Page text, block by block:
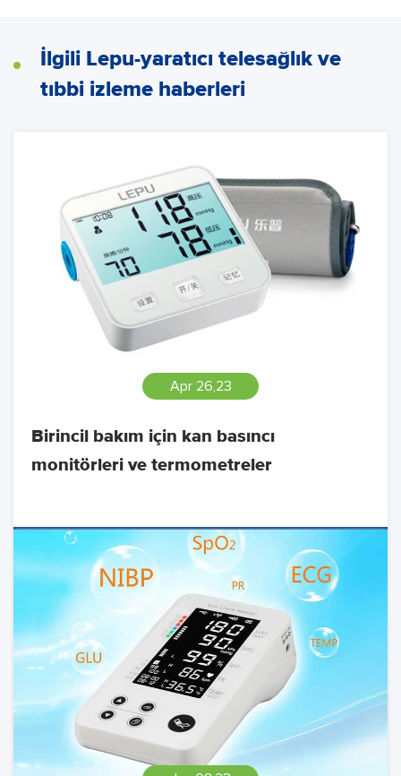
İlgili Lepu-yaratıcı telesağlık ve
tıbbi izleme haberleri
Apr 26,23
Birincil bakım için kan basıncı
monitörleri ve termometreler